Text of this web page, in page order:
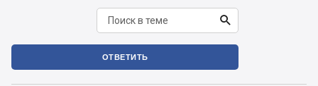

ОТВЕТИТЬ